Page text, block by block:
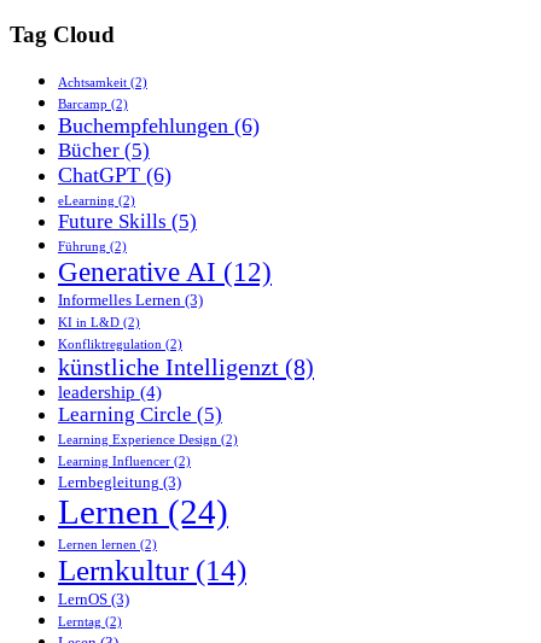
Tag Cloud
Achtsamkeit (2)
Barcamp (2)
Buchempfehlungen (6)
Bücher (5)
ChatGPT (6)
eLearning (2)
Future Skills (5)
Führung (2)
Generative AI (12)
Informelles Lernen (3)
KI in L&D (2)
Konfliktregulation (2)
künstliche Intelligenzt (8)
leadership (4)
Learning Circle (5)
Learning Experience Design (2)
Learning Influencer (2)
Lernbegleitung (3)
Lernen (24)
Lernen lernen (2)
Lernkultur(14)
LernOS (3)
Lerntag (2)